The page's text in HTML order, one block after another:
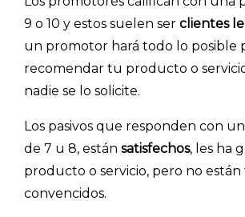
9 o 10 y estos suelen ser clientes
un promotor hará todo lo posible
recomendar tu producto o
nadie se lo solicite.
Los pasivos que responden con
de 7 u 8, están satisfechos, les ha
producto o servicio, pero no
convencidos.